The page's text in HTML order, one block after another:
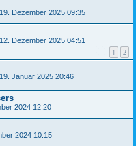
19. Dezember 2025 09:35
12. Dezember 2025 04:51
1 2
19. Januar 2025 20:46
2024 12:20
2024 10:15